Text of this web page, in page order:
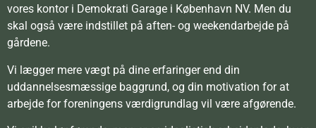
vores kontor i Demokrati Garage i København NV. Men du
skal også være indstillet på aften- og weekendarbejde på
gårdene.
Vi lægger mere vægt på dine erfaringer end din
uddannelsesmæssige baggrund, og din motivation for at
arbejde for foreningens værdigrundlag vil være afgørende.